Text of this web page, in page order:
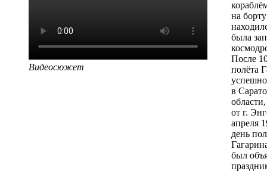
Видеосюжет
на
была
После
полёта
в
от г.
апреля
день
был